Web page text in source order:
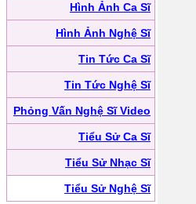
Hình Ảnh Ca Sĩ
Hình Ảnh Nghệ Sĩ
Tin Tức Ca Sĩ
Tin Tức Nghệ Sĩ
Phỏng Vấn Nghệ Sĩ Video
Tiểu Sử Ca Sĩ
Tiểu Sử Nhạc Sĩ
Tiểu Sử Nghệ Sĩ